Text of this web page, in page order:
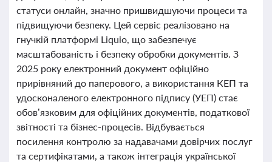
статуси онлайн, значно пришвидшуючи процеси та
підвищуючи безпеку. Цей сервіс реалізовано на
гнучкій платформі Liquio, що забезпечує
масштабованість і безпеку обробки документів. З
2025 року електронний документ офіційно
прирівняний до паперового, а використання КЕП та
удосконаленого електронного підпису (УЕП) стає
обов’язковим для офіційних документів, податкової
звітності та бізнес-процесів. Відбувається
посилення контролю за надавачами довірчих послуг
та сертифікатами, а також інтеграція української